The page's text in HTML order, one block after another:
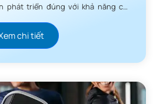
phát triển đúng với khả năng của
chi tiết